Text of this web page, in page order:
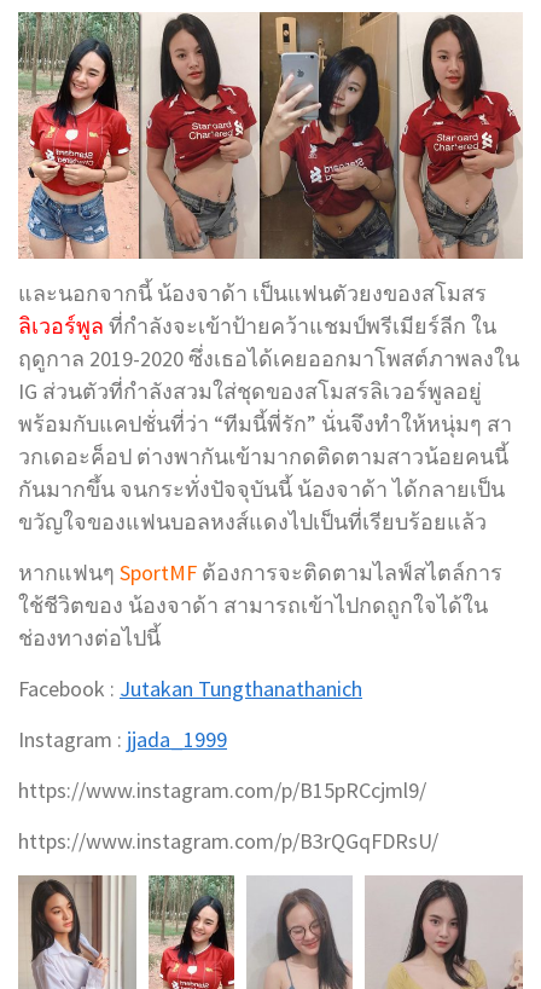
และนอกจากนี้ น้องจาด้า เป็นแฟนตัวยงของสโมสร
ลิเวอร์พูล ที่กำลังจะเข้าป้ายคว้าแชมป์พรีเมียร์ลีก ใน
ฤดูกาล 2019-2020 ซึ่งเธอได้เคยออกมาโพสต์ภาพลงใน
IG ส่วนตัวที่กำลังสวมใส่ชุดของสโมสรลิเวอร์พูลอยู่
พร้อมกับแคปชั่นที่ว่า “ทีมนี้พี่รัก” นั่นจึงทำให้หนุ่มๆ สา
วกเดอะค็อป ต่างพากันเข้ามากดติดตามสาวน้อยคนนี้
กันมากขึ้น จนกระทั่งปัจจุบันนี้ น้องจาด้า ได้กลายเป็น
ขวัญใจของแฟนบอลหงส์แดงไปเป็นที่เรียบร้อยแล้ว
หากแฟนๆ SportMF ต้องการจะติดตามไลฟ์สไตล์การ
ใช้ชีวิตของ น้องจาด้า สามารถเข้าไปกดถูกใจได้ใน
ช่องทางต่อไปนี้
Facebook : Jutakan Tungthanathanich
Instagram : jjada_1999
https://www.instagram.com/p/B15pRCcjml9/
https://www.instagram.com/p/B3rQGqFDRsU/